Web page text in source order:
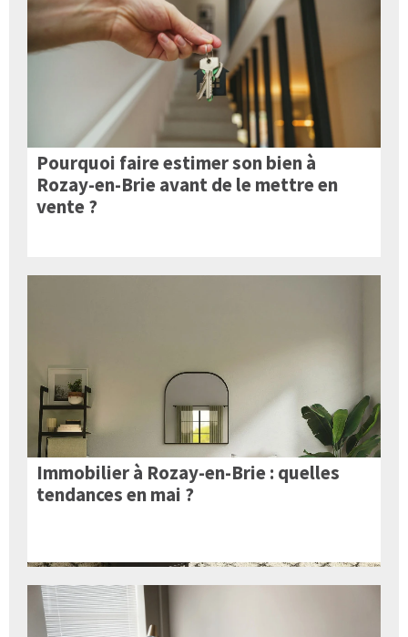
Pourquoi faire estimer son bien à
Rozay-en-Brie avant de le mettre en
vente ?
Immobilier à Rozay-en-Brie : quelles
tendances en mai ?